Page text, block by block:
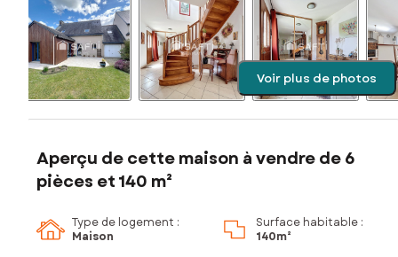
Voir plus de photos
Aperçu de cette maison à vendre de 6
pièces et 140 m²
Type de logement :
Maison
Surface habitable :
140m²